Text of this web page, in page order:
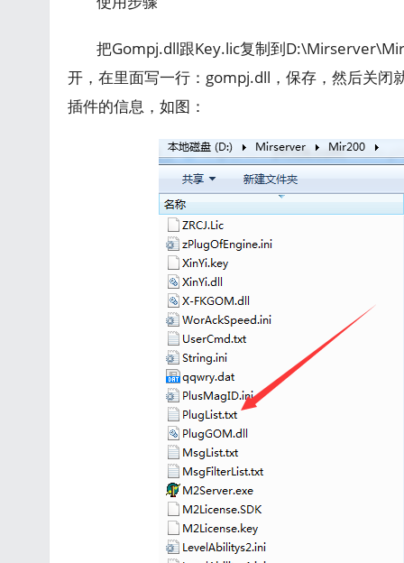
把Gompj.dll跟Key.lic复制到
开，在里面写一行：gompj.dll，保存，然后关闭
插件的信息，如图：